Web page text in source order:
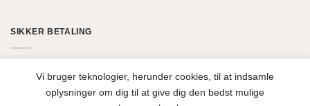
SIKKER BETALING
Vi bruger teknologier, herunder cookies, til at indsamle
oplysninger om dig til at give dig den bedst mulige